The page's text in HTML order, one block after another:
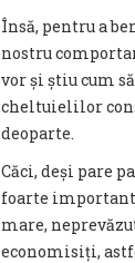
Însă, pentru a
nostru
vor și știu cum
cheltuielilor
deoparte.
Căci, deși pare
foarte important
mare,
economisiți,